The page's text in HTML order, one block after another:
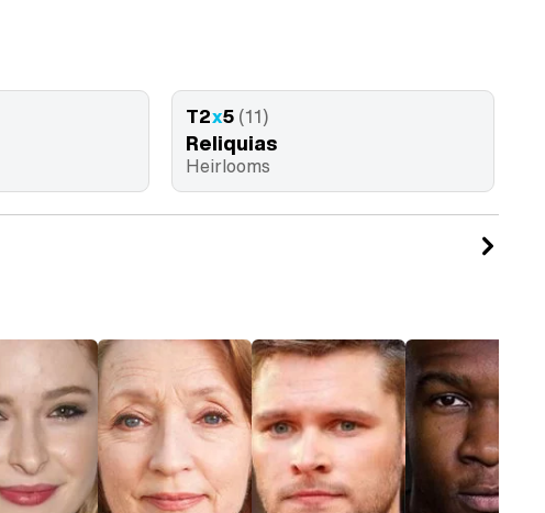
T2x5 (11)
Reliquias
Heirlooms